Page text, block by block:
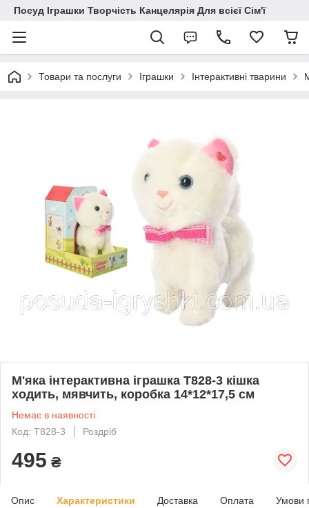
Посуд Іграшки Творчість Канцелярія Для всієї Сім'ї
Товари та послуги Іграшки Інтерактивні тварини
М'яка інтерактивна іграшка T828-3 кішка
ходить, мявчить, коробка 14*12*17,5 см
Немає в наявності
Код: T828-3
Роздріб
495 ₴
Опис Характеристики Доставка Оплата Умови